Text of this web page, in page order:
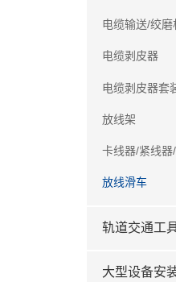
电缆输送/绞磨
电缆剥皮器
电缆剥皮器套
放线架
卡线器/紧线
放线滑车
轨道交通工
大型设备安